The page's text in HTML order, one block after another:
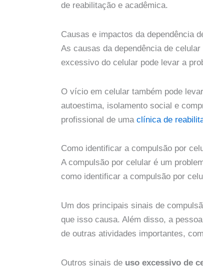
de reabilitação e acadêmica.
Causas e impactos da dependência
As causas da dependência de
excessivo do celular pode levar a
O vício em celular também pode
autoestima, isolamento social e
profissional de uma clínica de
Como identificar a compulsão por
A compulsão por celular é um
como identificar a compulsão por
Um dos principais sinais de
que isso causa. Além disso, a
de outras atividades importantes,
Outros sinais de uso excessivo de